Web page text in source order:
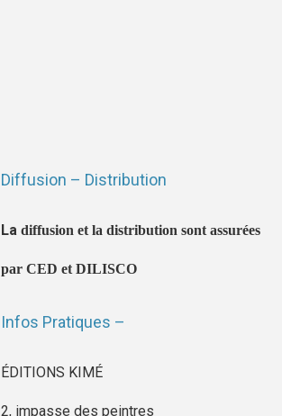
Diffusion – Distribution
La diffusion et la distribution sont assurées
par CED et DILISCO
Infos Pratiques –
ÉDITIONS KIMÉ
2, impasse des peintres